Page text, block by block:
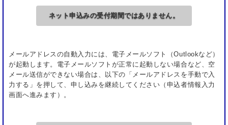
受けた者
およぶ者
その他の不正行為を行う者
※なお、厳正公正な施行のため、試験中に試験委員
ネット申込みの受付期間ではありません。
メールアドレスの自動入力には、電子メールソフト（Outlookなど）
が起動します。電子メールソフトが正常に起動しない場合など、空
メール送信ができない場合は、以下の「メールアドレスを手動で入
力する」を押して、申し込みを継続してください（申込者情報入力
画面へ進みます）。